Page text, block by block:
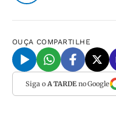
OUÇA COMPARTILHE
Siga o A TARDEno Google